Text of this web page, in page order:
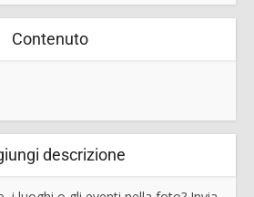
Contenuto
descrizione